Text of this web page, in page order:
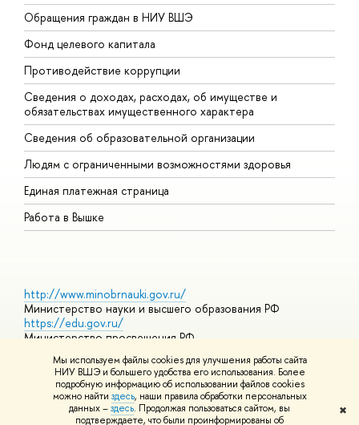
Мы используем файлы cookies для улучшения работы сайта
НИУ ВШЭ и большего удобства его использования. Более
подробную информацию об использовании файлов cookies
можно найти здесь, наши правила обработки персональных
данных –здесь. Продолжая пользоваться сайтом, вы
подтверждаете, что были проинформированы о
✖
Обращения граждан в НИУ ВШЭ
Фонд целевого капитала
Противодействие коррупции
Сведения о доходах, расходах, об имуществе и
обязательствах имущественного характера
Сведения об образовательной организации
Людям с ограниченными возможностями здоровья
Единая платежная страница
Работа в Вышке
http://www.minobrnauki.gov.ru/
Министерство науки и высшего образования РФ
https://edu.gov.ru/
Министерство просвещения РФ
Массовые открытые онлайн-курсы
© НИУ ВШЭ 1993–2026 Адреса и контактыУсловия